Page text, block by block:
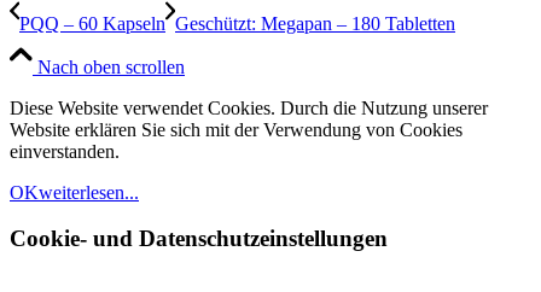
PQQ – 60 Kapseln Geschützt: Megapan – 180 Tabletten
Nach oben scrollen
Diese Website verwendet Cookies. Durch die Nutzung unserer
Website erklären Sie sich mit der Verwendung von Cookies
einverstanden.
OKweiterlesen...
Cookie- und Datenschutzeinstellungen